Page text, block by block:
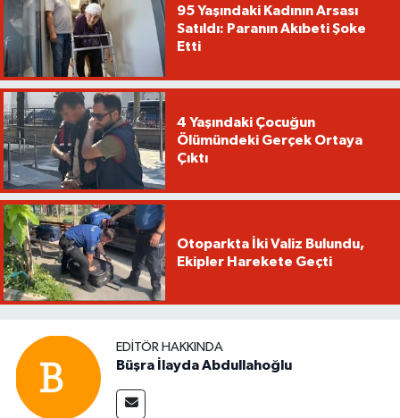
95 Yaşındaki Kadının Arsası
Satıldı: Paranın Akıbeti Şoke
Etti
4 Yaşındaki Çocuğun
Ölümündeki Gerçek Ortaya
Çıktı
Otoparkta İki Valiz Bulundu,
Ekipler Harekete Geçti
EDITÖR HAKKINDA
Büşra İlayda Abdullahoğlu